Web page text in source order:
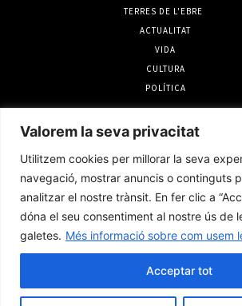
Valorem la seva privacitat
Utilitzem cookies per millorar la seva
navegació, mostrar anuncis o continguts
analitzar el nostre trànsit. En fer clic a
dóna el seu consentiment al nostre ús de
galetes. Més informació sobre com usem
Acceptar tot
TERRES DE L'EBRE
ACTUALITAT
VIDA
CULTURA
POLÍTICA
L’Observatori de l’Ebre lidera de nou la
recerca sobre l’astre rei en el segon
solar total de la seva història
5 agost 2026
El Servei Meteorològic de Catalunya
nou avís per intensitat de pluja per
2 agost 2026